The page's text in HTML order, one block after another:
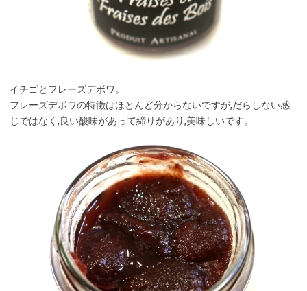
イチゴとフレーズデボワ。
フレーズデボワの特徴はほとんど分からないですが,だらしない感
じではなく,良い酸味があって締りがあり,美味しいです。